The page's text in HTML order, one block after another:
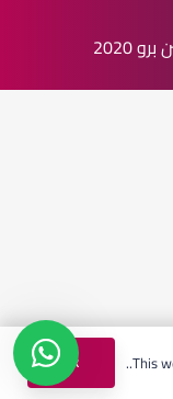
برو2020
This
Ok